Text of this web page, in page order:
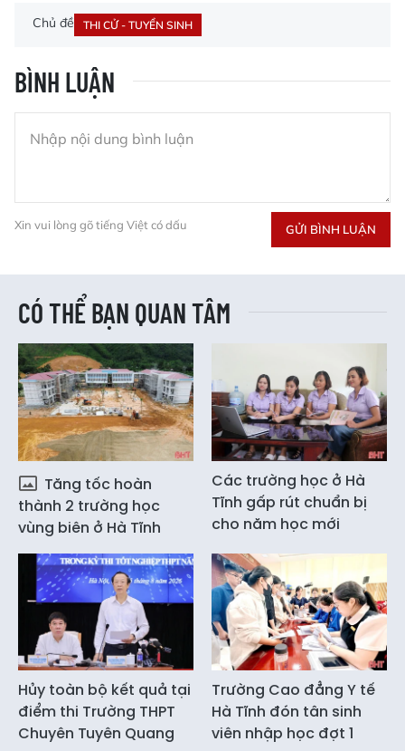
Chủ đề THI CỬ - TUYỂN SINH
BÌNH LUẬN
Xin vui lòng gõ tiếng Việt có dấu GỬI BÌNH LUẬN
CÓ THỂ BẠN QUAN TÂM
Tăng tốc hoàn
thành 2 trường học
vùng biên ở Hà Tĩnh
Các trường học ở Hà
Tĩnh gấp rút chuẩn bị
cho năm học mới
Hủy toàn bộ kết quả tại
điểm thi Trường THPT
Chuyên Tuyên Quang
Trường Cao đẳng Y tế
Hà Tĩnh đón tân sinh
viên nhập học đợt 1